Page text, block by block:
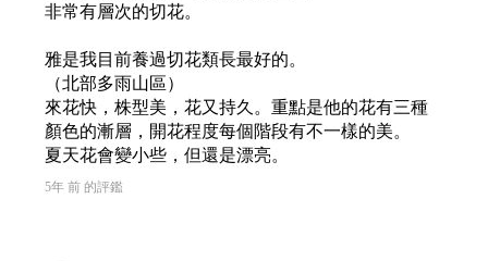
非常有層次的切花。
雅是我目前養過切花類長最好的。
（北部多雨山區）
來花快，株型美，花又持久。重點是他的花有三種
顏色的漸層，開花程度每個階段有不一樣的美。
夏天花會變小些，但還是漂亮。
5年 前 的評鑑